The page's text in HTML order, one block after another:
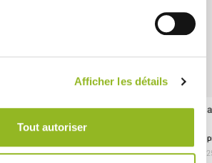
Afficher les détails
Tout autoriser
225x225 mm
/ cartone
-